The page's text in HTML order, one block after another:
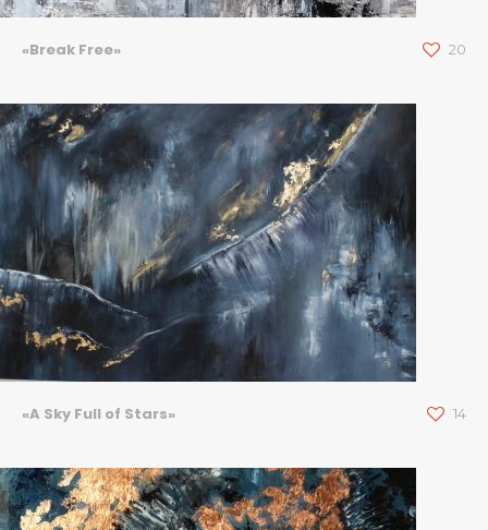
«Break Free» 20
«A Sky Full of Stars» 14